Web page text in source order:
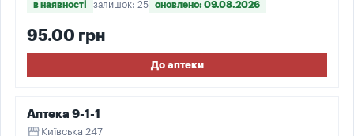
в наявності залишок: 25 оновлено: 09.08.2026
95.00 грн
До аптеки
Аптека 9-1-1
storefront Київська 247